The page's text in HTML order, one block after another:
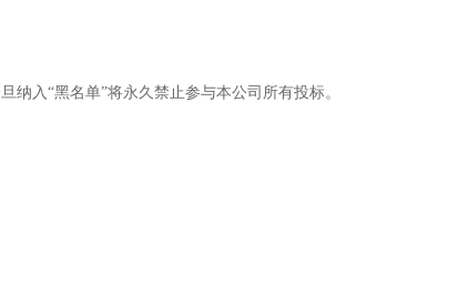
纳入“黑名单”将永久禁止参与本公司所有投标。